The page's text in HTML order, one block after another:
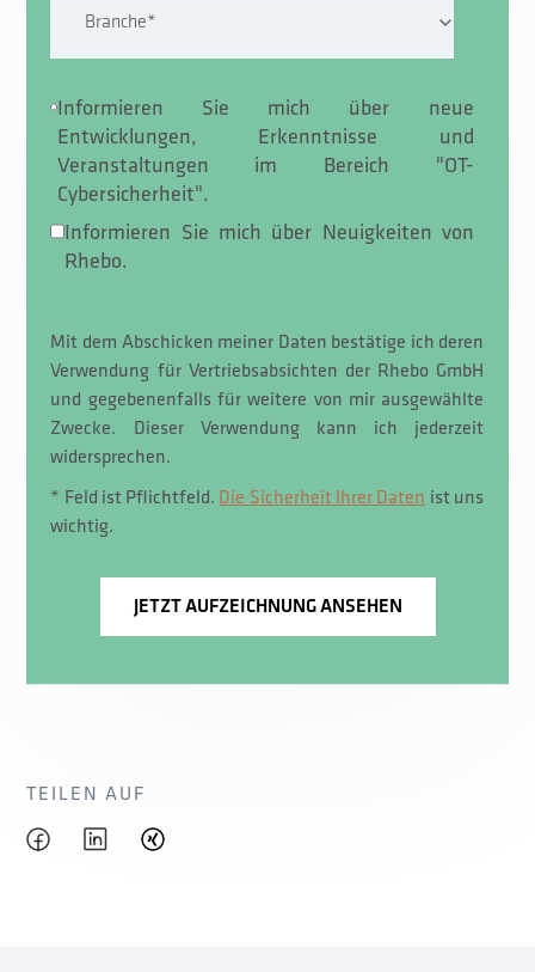
Informieren Sie mich über neue
Entwicklungen, Erkenntnisse und
Veranstaltungen im Bereich "OT-
Cybersicherheit".
Informieren Sie mich über Neuigkeiten von
Rhebo.
Mit dem Abschicken meiner Daten bestätige ich deren
Verwendung für Vertriebsabsichten der Rhebo GmbH
und gegebenenfalls für weitere von mir ausgewählte
Zwecke. Dieser Verwendung kann ich jederzeit
widersprechen.
* Feld ist Pflichtfeld. Die Sicherheit Ihrer Daten ist uns
wichtig.
TEILEN AUF